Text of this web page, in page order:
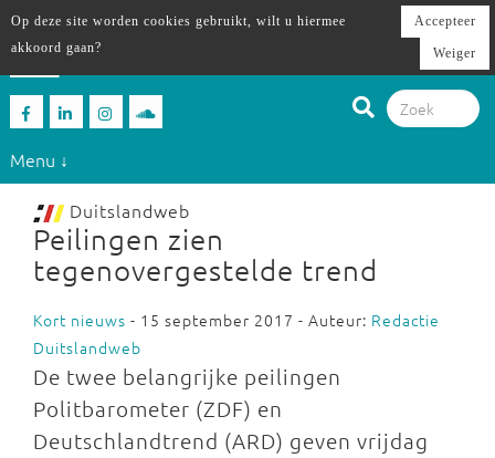
Menu ↓
Duitslandweb
Peilingen zien
tegenovergestelde trend
Kort nieuws - 15 september 2017 - Auteur: Redactie
Duitslandweb
De twee belangrijke peilingen
Politbarometer (ZDF) en
Deutschlandtrend (ARD) geven vrijdag
Op deze site worden cookies gebruikt, wilt u hiermee
akkoord gaan?
Accepteer
Weiger